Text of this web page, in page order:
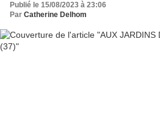
Publié le 15/08/2023 à 23:06
Par Catherine Delhom